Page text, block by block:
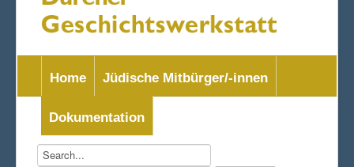
Home Jüdische Mitbürger/-innen
Dokumentation